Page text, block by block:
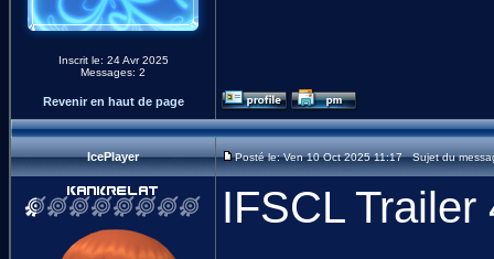
Inscrit le: 24 Avr 2025
Messages: 2
Revenir en haut de page
IcePlayer Posté le: Ven 10 Oct 2025 11:17 Sujet du
IFSCL Trailer